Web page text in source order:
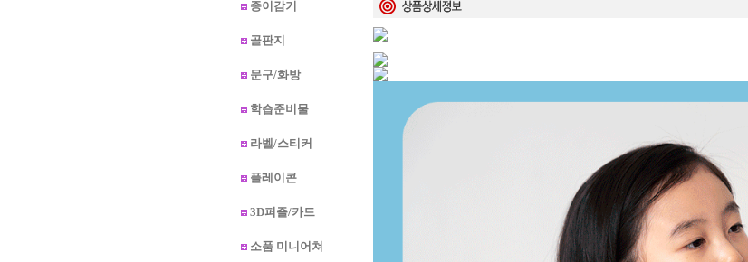
종이감기
골판지
문구/화방
학습준비물
라벨/스티커
플레이콘
3D퍼즐/카드
소품 미니어쳐